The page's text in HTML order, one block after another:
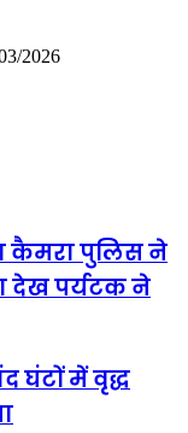
2026
कैमरा पुलिस ने
देख पर्यटक ने
घंटों में वृद्ध